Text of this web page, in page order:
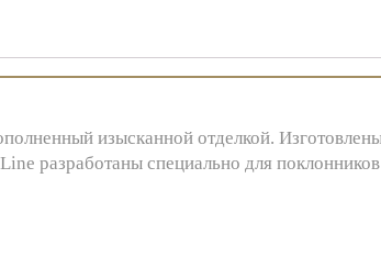
изысканной отделкой.
разработаны специально для